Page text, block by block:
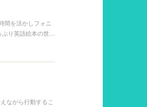
間を活かしフォニ
り英語絵本の世…
ながら行動するこ